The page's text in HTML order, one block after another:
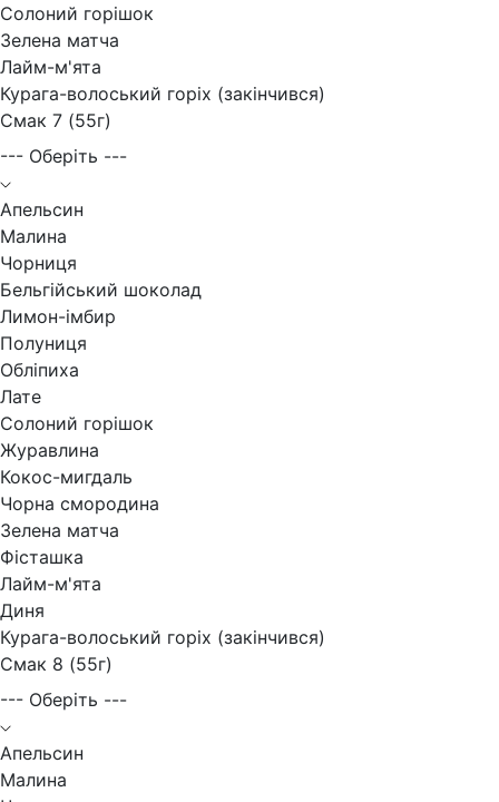
Солоний горішок
Зелена матча
Лайм-м'ята
Курага-волоський горіх (закінчився)
Смак 7 (55г)
--- Оберіть ---
Апельсин
Малина
Чорниця
Бельгійський шоколад
Лимон-імбир
Полуниця
Обліпиха
Лате
Солоний горішок
Журавлина
Кокос-мигдаль
Чорна смородина
Зелена матча
Фісташка
Лайм-м'ята
Диня
Курага-волоський горіх (закінчився)
Смак 8 (55г)
--- Оберіть ---
Апельсин
Малина